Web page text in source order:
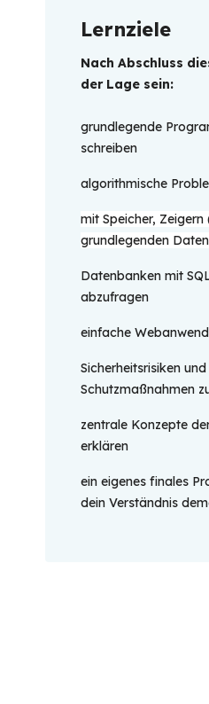
Lernziele
Nach Abschluss
der Lage sein:
grundlegende
schreiben
algorithmische
mit Speicher, Zeigern
grundlegenden
Datenbanken mit
abzufragen
einfache
Sicherheitsrisiken
Schutzmaßnahmen
zentrale Konzepte
erklären
ein eigenes finales
dein Verständnis